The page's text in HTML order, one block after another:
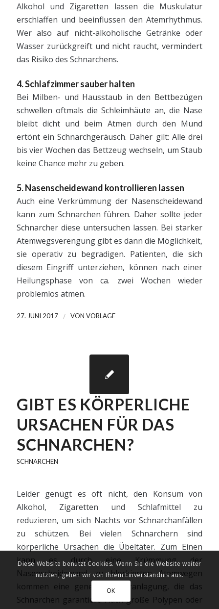
Alkohol und Zigaretten lassen die Muskulatur
erschlaffen und beeinflussen den Atemrhythmus.
Wer also auf nicht-alkoholische Getränke oder
Wasser zurückgreift und nicht raucht, vermindert
das Risiko des Schnarchens.
4. Schlafzimmer sauber halten
Bei Milben- und Hausstaub in den Bettbezügen
schwellen oftmals die Schleimhäute an, die Nase
bleibt dicht und beim Atmen durch den Mund
ertönt ein Schnarchgeräusch. Daher gilt: Alle drei
bis vier Wochen das Bettzeug wechseln, um Staub
keine Chance mehr zu geben.
5. Nasenscheidewand kontrollieren lassen
Auch eine Verkrümmung der Nasenscheidewand
kann zum Schnarchen führen. Daher sollte jeder
Schnarcher diese untersuchen lassen. Bei starker
Atemwegsverengung gibt es dann die Möglichkeit,
sie operativ zu begradigen. Patienten, die sich
diesem Eingriff unterziehen, können nach einer
Heilungsphase von ca. zwei Wochen wieder
problemlos atmen.
27. JUNI 2017 / VON VORLAGE
GIBT ES KÖRPERLICHE
URSACHEN FÜR DAS
SCHNARCHEN?
SCHNARCHEN
Leider genügt es oft nicht, den Konsum von
Alkohol, Zigaretten und Schlafmittel zu
reduzieren, um sich Nachts vor Schnarchanfällen
zu schützen. Bei vielen Schnarchern sind
körperliche Ursachen die Übeltäter. Zum Einen
kann es durch eine Krümmung der
Nasenscheidewand zu blockierten Atemwegen
kommen eine genetische Veranlagung, die das
Schnarchen garantiert. Auch große Polypen oder
Diese Website benutzt Cookies. Wenn Sie die Website weiter
nutzten, gehen wir von Ihrem Einverständnis aus.
OK